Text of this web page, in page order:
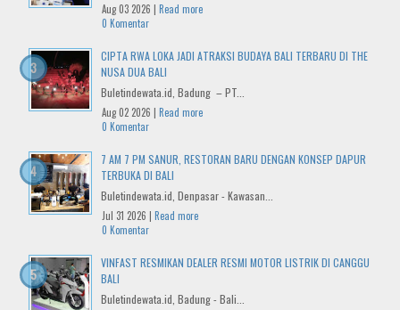
Aug 03 2026 | Read more
0 Komentar
CIPTA RWA LOKA JADI ATRAKSI BUDAYA BALI TERBARU DI THE
NUSA DUA BALI
Buletindewata.id, Badung – PT...
Aug 02 2026 | Read more
0 Komentar
7 AM 7 PM SANUR, RESTORAN BARU DENGAN KONSEP DAPUR
TERBUKA DI BALI
Buletindewata.id, Denpasar - Kawasan...
Jul 31 2026 | Read more
0 Komentar
VINFAST RESMIKAN DEALER RESMI MOTOR LISTRIK DI CANGGU
BALI
Buletindewata.id, Badung - Bali...